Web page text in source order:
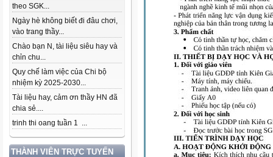
theo SGK...
Ngày hè không biết đi đâu chơi,
vào trang thầy...
Chào bạn N, tài liệu siêu hay và
chỉn chu...
Quy chế làm việc của Chi bộ
nhiệm kỳ 2025-2030...
Tài liệu hay, cảm ơn thầy HN đã
chia sẻ....
trinh thi oang tuần 1 ...
THÀNH VIÊN TRỰC TUYẾN